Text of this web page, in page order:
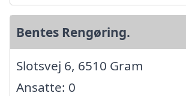
Bentes Rengøring.
Slotsvej 6, 6510 Gram
Ansatte: 0